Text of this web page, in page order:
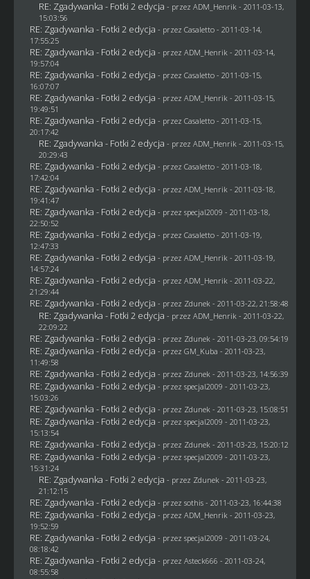
RE: Zgadywanka - Fotki 2 edycja - przez ADM_Henrik - 2011-03-13,
15:03:56
RE: Zgadywanka - Fotki 2 edycja - przez Casaletto- 2011-03-14,
17:55:25
RE: Zgadywanka - Fotki 2 edycja - przez ADM_Henrik - 2011-03-14,
19:57:04
RE: Zgadywanka - Fotki 2 edycja - przez Casaletto- 2011-03-15,
16:07:07
RE: Zgadywanka - Fotki 2 edycja - przez ADM_Henrik - 2011-03-15,
19:49:51
RE: Zgadywanka - Fotki 2 edycja - przez Casaletto- 2011-03-15,
20:17:42
RE: Zgadywanka - Fotki 2 edycja - przez ADM_Henrik - 2011-03-15,
20:29:43
RE: Zgadywanka - Fotki 2 edycja - przez Casaletto- 2011-03-18,
17:42:04
RE: Zgadywanka - Fotki 2 edycja - przez ADM_Henrik - 2011-03-18,
19:41:47
RE: Zgadywanka - Fotki 2 edycja - przez specjal2009 - 2011-03-18,
22:50:52
RE: Zgadywanka - Fotki 2 edycja - przez Casaletto- 2011-03-19,
12:47:33
RE: Zgadywanka - Fotki 2 edycja - przez ADM_Henrik - 2011-03-19,
14:57:24
RE: Zgadywanka - Fotki 2 edycja - przez ADM_Henrik - 2011-03-22,
21:29:44
RE: Zgadywanka - Fotki 2 edycja - przez Zdunek - 2011-03-22, 21:58:48
RE: Zgadywanka - Fotki 2 edycja - przez ADM_Henrik - 2011-03-22,
22:09:22
RE: Zgadywanka - Fotki 2 edycja - przez Zdunek - 2011-03-23, 09:54:19
RE: Zgadywanka - Fotki 2 edycja - przez GM_Kuba - 2011-03-23,
11:49:58
RE: Zgadywanka - Fotki 2 edycja - przez Zdunek - 2011-03-23, 14:56:39
RE: Zgadywanka - Fotki 2 edycja - przez specjal2009 - 2011-03-23,
15:03:26
RE: Zgadywanka - Fotki 2 edycja - przez Zdunek - 2011-03-23, 15:08:51
RE: Zgadywanka - Fotki 2 edycja - przez specjal2009 - 2011-03-23,
15:13:54
RE: Zgadywanka - Fotki 2 edycja - przez Zdunek - 2011-03-23, 15:20:12
RE: Zgadywanka - Fotki 2 edycja - przez specjal2009 - 2011-03-23,
15:31:24
RE: Zgadywanka - Fotki 2 edycja - przez Zdunek - 2011-03-23,
21:12:15
RE: Zgadywanka - Fotki 2 edycja - przez sothis- 2011-03-23, 16:44:38
RE: Zgadywanka - Fotki 2 edycja - przez ADM_Henrik - 2011-03-23,
19:52:59
RE: Zgadywanka - Fotki 2 edycja - przez specjal2009 - 2011-03-24,
08:18:42
RE: Zgadywanka - Fotki 2 edycja - przez Asteck666 - 2011-03-24,
08:55:58